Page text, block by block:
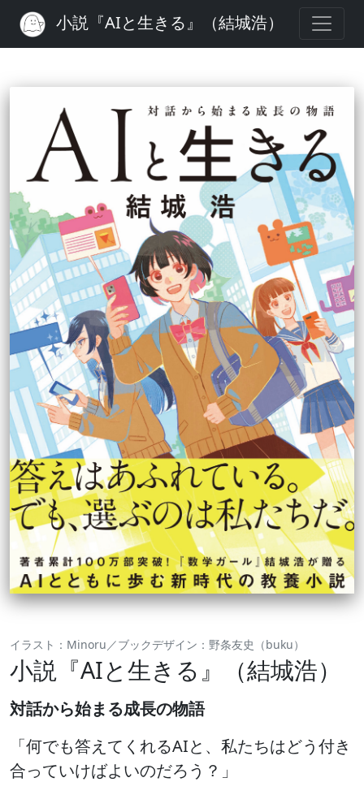
小説『AIと生きる』（結城浩）
イラスト：Minoru／ブックデザイン：野条友史（buku）
小説『AIと生きる』（結城浩）
対話から始まる成長の物語
「何でも答えてくれるAIと、私たちはどう付き
合っていけばよいのだろう？」